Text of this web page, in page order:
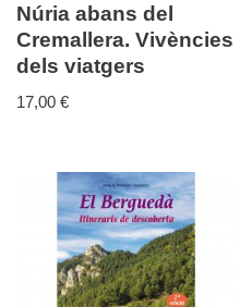
Núria abans del
Cremallera. Vivències
dels viatgers
17,00 €